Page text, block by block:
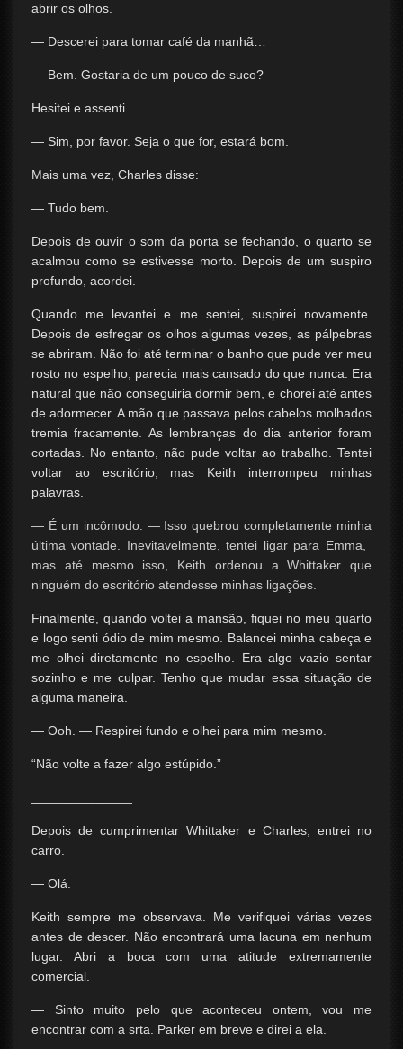
abrir os olhos.
— Descerei para tomar café da manhã…
— Bem. Gostaria de um pouco de suco?
Hesitei e assenti.
— Sim, por favor. Seja o que for, estará bom.
Mais uma vez, Charles disse:
— Tudo bem.
Depois de ouvir o som da porta se fechando, o quarto se
acalmou como se estivesse morto. Depois de um suspiro
profundo, acordei.
Quando me levantei e me sentei, suspirei novamente.
Depois de esfregar os olhos algumas vezes, as pálpebras
se abriram. Não foi até terminar o banho que pude ver meu
rosto no espelho, parecia mais cansado do que nunca. Era
natural que não conseguiria dormir bem, e chorei até antes
de adormecer. A mão que passava pelos cabelos molhados
tremia fracamente. As lembranças do dia anterior foram
cortadas. No entanto, não pude voltar ao trabalho. Tentei
voltar ao escritório, mas Keith interrompeu minhas
palavras.
— É um incômodo. — Isso quebrou completamente minha
última vontade. Inevitavelmente, tentei ligar para Emma, ​​
mas até mesmo isso, Keith ordenou a Whittaker que
ninguém do escritório atendesse minhas ligações.
Finalmente, quando voltei a mansão, fiquei no meu quarto
e logo senti ódio de mim mesmo. Balancei minha cabeça e
me olhei diretamente no espelho. Era algo vazio sentar
sozinho e me culpar. Tenho que mudar essa situação de
alguma maneira.
— Ooh. — Respirei fundo e olhei para mim mesmo.
“Não volte a fazer algo estúpido.”
Depois de cumprimentar Whittaker e Charles, entrei no
carro.
— Olá.
Keith sempre me observava. Me verifiquei várias vezes
antes de descer. Não encontrará uma lacuna em nenhum
lugar. Abri a boca com uma atitude extremamente
comercial.
— Sinto muito pelo que aconteceu ontem, vou me
encontrar com a srta. Parker em breve e direi a ela.